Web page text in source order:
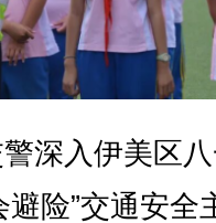
深入伊美区八
险”交通安全